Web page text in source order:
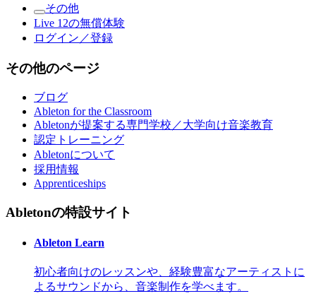
その他
Live 12の無償体験
ログイン／登録
その他のページ
ブログ
Ableton for the Classroom
Abletonが提案する専門学校／大学向け音楽教育
認定トレーニング
Abletonについて
採用情報
Apprenticeships
Abletonの特設サイト
Ableton Learn
初心者向けのレッスンや、経験豊富なアーティストに
よるサウンドから、音楽制作を学べます。